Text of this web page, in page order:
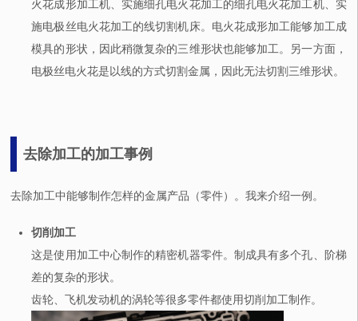
火花成形加工机、实施细孔电火花加工的细孔电火花加工机、实
施电极丝电火花加工的线切割机床。电火花成形加工能够加工成
模具的形状，因此稍微复杂的三维形状也能够加工。另一方面，
电极丝电火花是以线的方式切割金属，因此无法切割三维形状。
去除加工的加工事例
去除加工中能够制作怎样的金属产品（零件）。我来介绍一例。
切削加工
这是使用加工中心制作的精密机器零件。制成具有多个孔、阶梯
差的复杂的形状。
齿轮、飞机发动机的涡轮等很多零件都使用切削加工制作。